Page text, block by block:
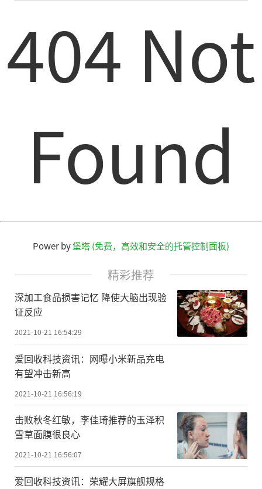
404 Not
Found
Power by堡塔 (免费，高效和安全的托管控制面板)
精彩推荐
深加工食品损害记忆 降使大脑出现验
证反应
2021-10-21 16:54:29
爱回收科技资讯：网曝小米新品充电
有望冲击新高
2021-10-21 16:56:19
击败秋冬红敏，李佳琦推荐的玉泽积
雪草面膜很良心
2021-10-21 16:56:07
爱回收科技资讯：荣耀大屏旗舰规格